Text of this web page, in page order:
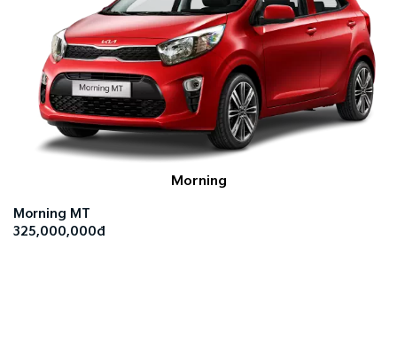
Morning
Morning MT
325,000,000đ